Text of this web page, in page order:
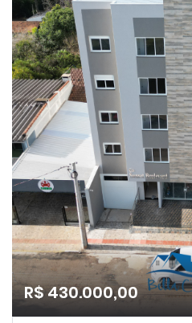
R$ 430.000,00